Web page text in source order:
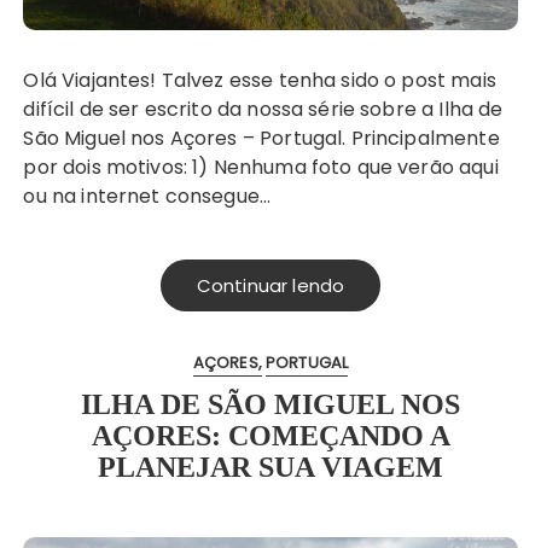
Olá Viajantes! Talvez esse tenha sido o post mais
difícil de ser escrito da nossa série sobre a Ilha de
São Miguel nos Açores – Portugal. Principalmente
por dois motivos: 1) Nenhuma foto que verão aqui
ou na internet consegue…
Continuar lendo
AÇORES PORTUGAL
ILHA DE SÃO MIGUEL NOS
AÇORES: COMEÇANDO A
PLANEJAR SUA VIAGEM